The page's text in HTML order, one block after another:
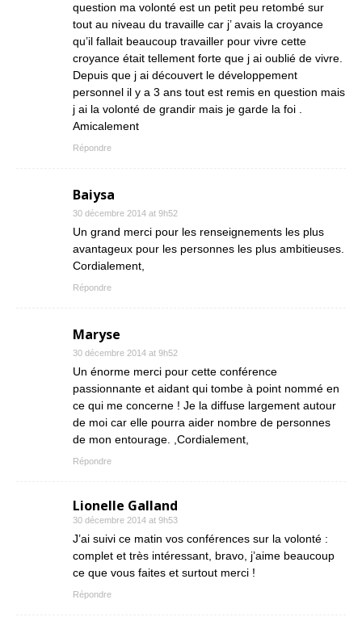
question ma volonté est un petit peu retombé sur
tout au niveau du travaille car j’ avais la croyance
qu’il fallait beaucoup travailler pour vivre cette
croyance était tellement forte que j ai oublié de vivre.
Depuis que j ai découvert le développement
personnel il y a 3 ans tout est remis en question mais
j ai la volonté de grandir mais je garde la foi .
Amicalement
Répondre
Baiysa
30 décembre 2014 at 9h52
Un grand merci pour les renseignements les plus
avantageux pour les personnes les plus ambitieuses.
Cordialement,
Répondre
Maryse
30 décembre 2014 at 9h52
Un énorme merci pour cette conférence
passionnante et aidant qui tombe à point nommé en
ce qui me concerne ! Je la diffuse largement autour
de moi car elle pourra aider nombre de personnes
de mon entourage. ,Cordialement,
Répondre
Lionelle Galland
30 décembre 2014 at 9h53
J’ai suivi ce matin vos conférences sur la volonté :
complet et très intéressant, bravo, j’aime beaucoup
ce que vous faites et surtout merci !
Répondre